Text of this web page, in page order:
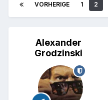
VORHERIGE 1 2
Alexander
Grodzinski